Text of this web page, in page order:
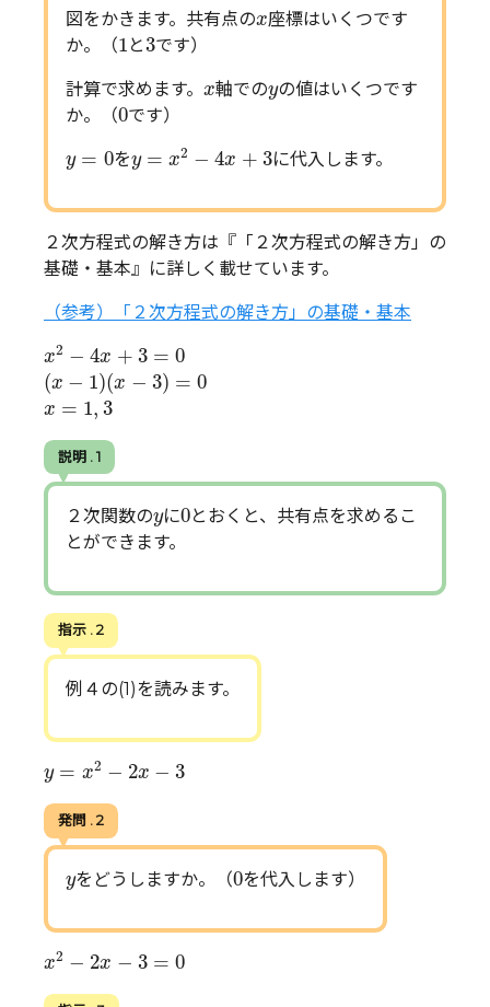
図をかきます。共有点のx
x座標はいくつです
か。（1
1 と3
3です）
計算で求めます。 x
x軸でのy
yの値はいくつです
か。（0
0です）
y = 0
y をy = x2 − 4x + 3
− + に代入します。
２次方程式の解き方は『「２次方程式の解き方」の
基礎・基本』に詳しく載せています。
（参考）「２次方程式の解き方」の基礎・基本
x2 − 4x + 3 = 0
2 x 3 0
(x − 1)(x − 3) = 0
(x (x− 3 = 0
x = 1, 3
x 3
説明 . 1
２次関数のy
yに0
0とおくと、共有点を求めるこ
とができます。
指示 . 2
例４の(1)を読みます。
y = x2 − 2x − 3
− −3
発問 . 2
y
yをどうしますか。（0
0を代入します）
x2 − 2x − 3 = 0
2 x 0